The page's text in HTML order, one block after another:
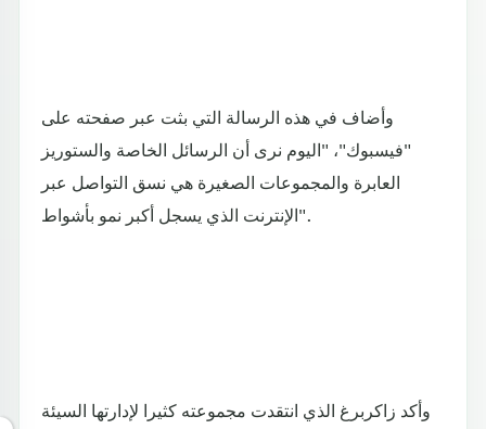
وأضاف في هذه الرسالة التي بثت عبر صفحته على
"فيسبوك"، "اليوم نرى أن الرسائل الخاصة والستوريز
العابرة والمجموعات الصغيرة هي نسق التواصل عبر
الإنترنت الذي يسجل أكبر نمو بأشواط".
وأكد زاكربرغ الذي انتقدت مجموعته كثيرا لإدارتها السيئة